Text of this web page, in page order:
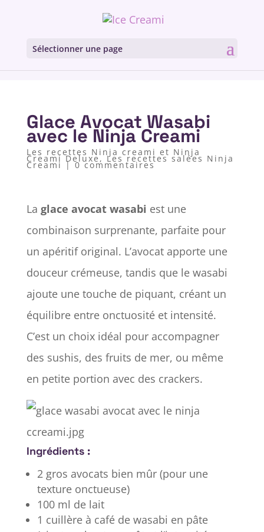
Sélectionner une page
Glace Avocat Wasabi
avec le Ninja Creami
Les recettes Ninja creami et Ninja
Creami Deluxe,Les recettes salées Ninja
Creami |0 commentaires
La glace avocat wasabi est une
combinaison surprenante, parfaite pour
un apéritif original. L’avocat apporte une
douceur crémeuse, tandis que le wasabi
ajoute une touche de piquant, créant un
équilibre entre onctuosité et intensité.
C’est un choix idéal pour accompagner
des sushis, des fruits de mer, ou même
en petite portion avec des crackers.
Ingrédients :
2 gros avocats bien mûr (pour une
texture onctueuse)
100 ml de lait
1 cuillère à café de wasabi en pâte